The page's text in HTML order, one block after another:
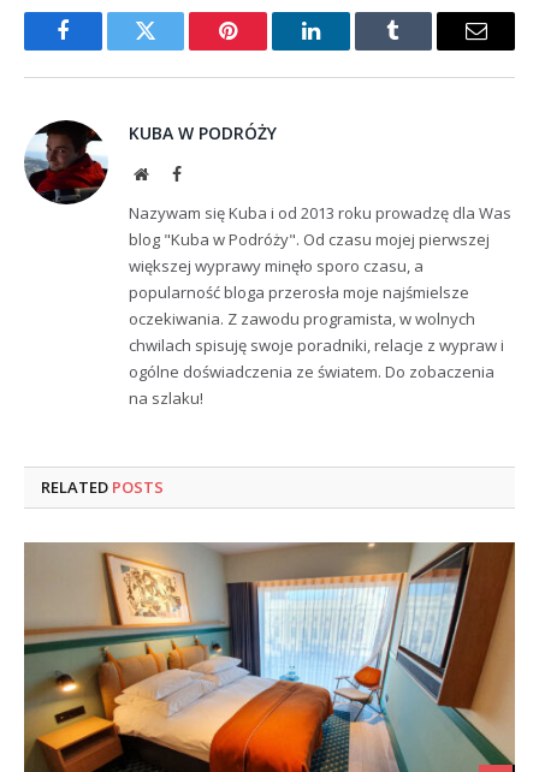
FacebookTwitter Pinterest LinkedInTumblr Email
KUBA W PODRÓŻY
WebsiteFacebook
Nazywam się Kuba i od 2013 roku prowadzę dla Was
blog "Kuba w Podróży". Od czasu mojej pierwszej
większej wyprawy minęło sporo czasu, a
popularność bloga przerosła moje najśmielsze
oczekiwania. Z zawodu programista, w wolnych
chwilach spisuję swoje poradniki, relacje z wypraw i
ogólne doświadczenia ze światem. Do zobaczenia
na szlaku!
RELATED POSTS